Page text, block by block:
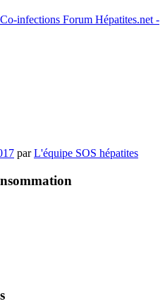
Forum Hépatites.net -
parL'équipe SOS hépatites